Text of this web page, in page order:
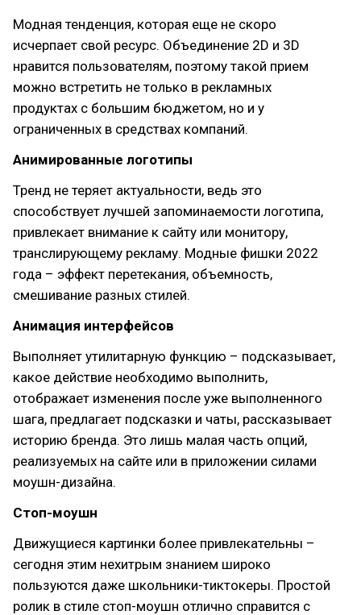
Модная тенденция, которая еще не скоро
исчерпает свой ресурс. Объединение 2D и 3D
нравится пользователям, поэтому такой прием
можно встретить не только в рекламных
продуктах с большим бюджетом, но и у
ограниченных в средствах компаний.
Анимированные логотипы
Тренд не теряет актуальности, ведь это
способствует лучшей запоминаемости логотипа,
привлекает внимание к сайту или монитору,
транслирующему рекламу. Модные фишки 2022
года – эффект перетекания, объемность,
смешивание разных стилей.
Анимация интерфейсов
Выполняет утилитарную функцию – подсказывает,
какое действие необходимо выполнить,
отображает изменения после уже выполненного
шага, предлагает подсказки и чаты, рассказывает
историю бренда. Это лишь малая часть опций,
реализуемых на сайте или в приложении силами
моушн-дизайна.
Стоп-моушн
Движущиеся картинки более привлекательны –
сегодня этим нехитрым знанием широко
пользуются даже школьники-тиктокеры. Простой
ролик в стиле стоп-моушн отлично справится с